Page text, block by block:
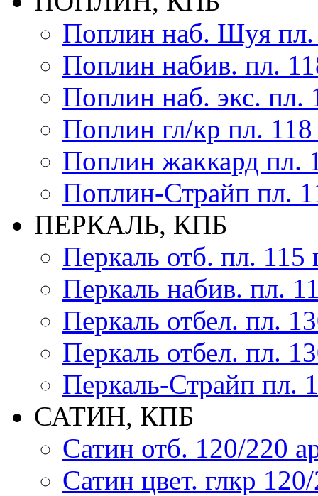
Поплин наб. Шуя
Поплин набив. пл.
Поплин наб. экс.
Поплин гл/кр пл.
Поплин жаккард пл.
Поплин-Страйп пл.
ПЕРКАЛЬ, КПБ
Перкаль отб. пл.
Перкаль набив. пл.
Перкаль отбел. пл.
Перкаль отбел. пл.
Перкаль-Страйп пл.
САТИН, КПБ
Сатин отб. 120/220
Сатин цвет. глкр